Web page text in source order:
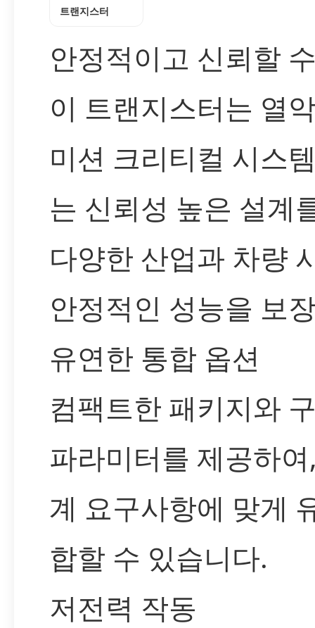
트랜지스터
안정적이고 신뢰할
이 트랜지스터는 열
미션 크리티컬 시스
는 신뢰성 높은 설계
다양한 산업과 차량
안정적인 성능을 보
유연한 통합 옵션
컴팩트한 패키지와
파라미터를 제공하
계 요구사항에 맞게
합할 수 있습니다.
저전력 작동